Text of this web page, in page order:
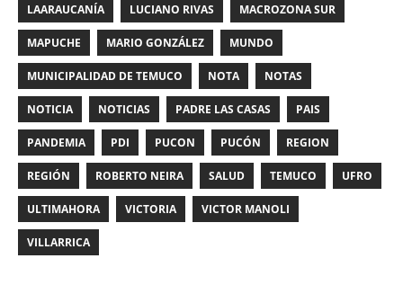
LAARAUCANÍA LUCIANO RIVAS MACROZONA SUR
MAPUCHE MARIO GONZÁLEZ MUNDO
MUNICIPALIDAD DE TEMUCO NOTA NOTAS
NOTICIA NOTICIAS PADRE LAS CASAS PAIS
PANDEMIA PDI PUCON PUCÓN REGION
REGIÓN ROBERTO NEIRA SALUD TEMUCO UFRO
ULTIMAHORA VICTORIA VICTOR MANOLI
VILLARRICA